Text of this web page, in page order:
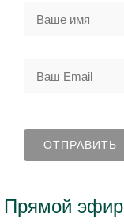
Прямой эфир